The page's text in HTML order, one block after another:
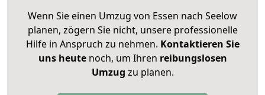
Wenn Sie einen Umzug von Essen nach Seelow
planen, zögern Sie nicht, unsere professionelle
Hilfe in Anspruch zu nehmen. Kontaktieren Sie
uns heutenoch, um Ihren reibungslosen
Umzug zu planen.